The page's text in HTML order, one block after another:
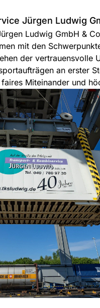
Jürgen Ludwig
Ludwig GmbH &
mit den
der vertrauensvolle
an erster
Miteinander und